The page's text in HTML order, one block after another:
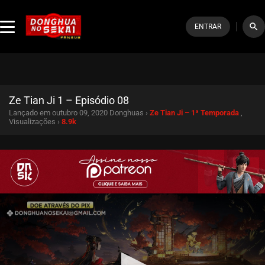
ENTRAR search
Ze Tian Ji 1 – Episódio 08
Lançado em outubro 09, 2020 Donghuas › Ze Tian Ji – 1ª Temporada
Visualizações › 8.9k